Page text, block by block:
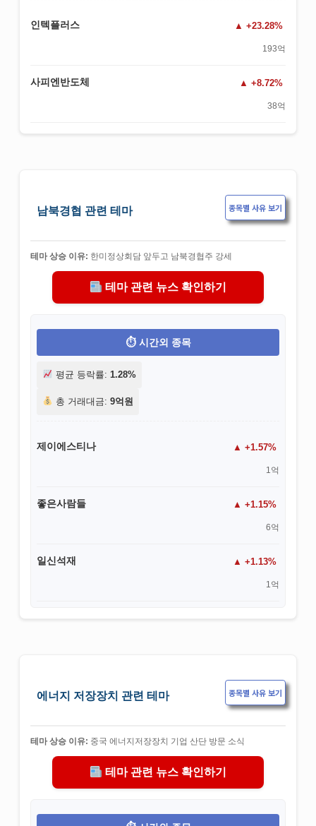
인텍플러스 +23.28%
193억
사피엔반도체 +8.72%
38억
남북경협 관련 테마 종목별 사유 보기
테마 상승 이유: 한미정상회담 앞두고 남북경협주 강세
테마 관련 뉴스 확인하기
시간외 종목
평균 등락률: 1.28%
총 거래대금: 9억원
제이에스티나 +1.57%
1억
좋은사람들 +1.15%
6억
일신석재 +1.13%
1억
에너지 저장장치 관련 테마 종목별 사유 보기
테마 상승 이유: 중국 에너지저장장치 기업 산단 방문 소식
테마 관련 뉴스 확인하기